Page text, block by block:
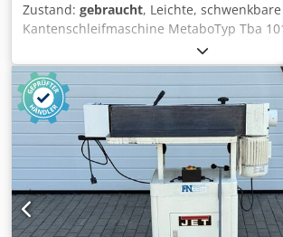
Zustand: gebraucht, Leichte, schwenkbare
Kantenschleifmaschine MetaboTyp Tba
präzise Schleifen von geraden und
Holzkanten. Die leichte Konstruktion und
leistungsstarke Motor ermöglichen ein
Schleifbild bei hoher Abtragsleistung.
Tischlereien, Möbelbau und
original Metabo untergestell. Technische
Schleifbandbreite: 180 mm - Schwenkbar:
Crodpszryxujfx Ab Sof - Motorleistung: 1,6